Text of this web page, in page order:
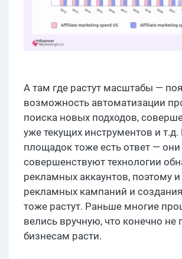
А там где растут масштабы —
возможность автоматизации
поиска новых подходов,
уже текущих инструментов и т.д.
площадок тоже есть ответ — они
совершенствуют технологии
рекламных аккаунтов, поэтому
рекламных кампаний и
тоже растут. Раньше многие
велись вручную, что конечно не
бизнесам расти.